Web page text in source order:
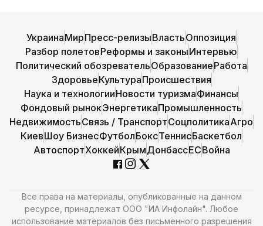
УкраинаМирПресс-релизыВластьОппозиция
Разбор полетовРеформы и законыИнтервью
Политический обозревательОбразованиеРабота
ЗдоровьеКультураПроисшествия
Наука и технологииНовости туризмаФинансы
Фондовый рынокЭнергетикаПромышленность
НедвижимостьСвязь / ТранспортСоцполитикаАгро
КиевШоу БизнесФутболБоксТеннисБаскетбол
АвтоспортХоккейКрымДонбассЕСВойна
Все права на материалы, опубликованные на данном
ресурсе, принадлежат ООО "ИА Инфолайн". Любое
использование материалов без письменного разрешения